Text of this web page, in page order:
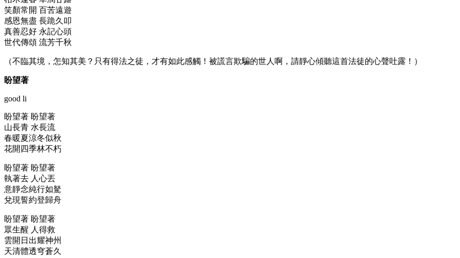
笑顏常開 百苦遠遊
感恩無盡 長跪久叩
真善忍好 永記心頭
世代傳頌 流芳千秋
（不臨其境，怎知其美？只有得法之徒，才有如此感觸！被謊言欺騙的世人啊，請靜心傾聽這首法徒的心聲吐露！）
盼望著
good li
盼望著 盼望著
山長青 水長流
春暖夏涼冬似秋
花開四季林不朽
盼望著 盼望著
執著去 人心丟
意靜念純行如駑
兌現誓約登歸舟
盼望著 盼望著
眾生醒 人得救
雲開日出耀神州
天清體透穹蒼久